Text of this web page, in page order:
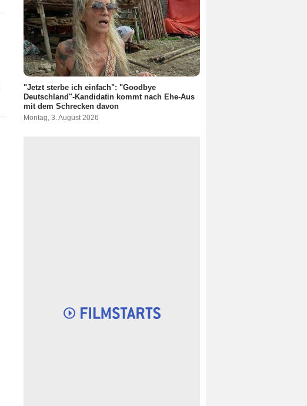
"Jetzt sterbe ich einfach": "Goodbye
Deutschland"-Kandidatin kommt nach Ehe-Aus
mit dem Schrecken davon
Montag, 3. August 2026